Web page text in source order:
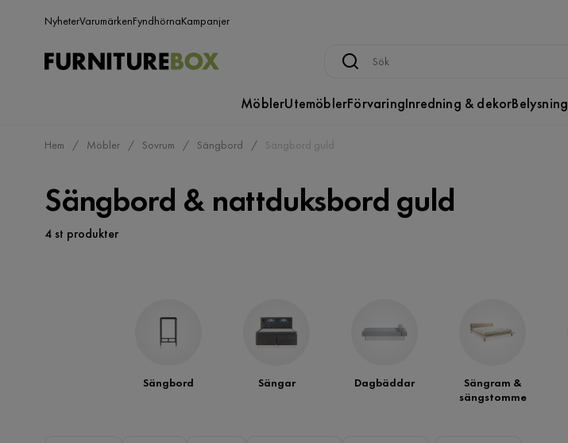
NyheterVarumärkenFyndhörnaKampanjer
MöblerUtemöblerFörvaringInredning & dekorBelysning
Hem Möbler Sovrum Sängbord Sängbord guld
Sängbord & nattduksbord guld
4 st produkter
Sängbord Sängar Dagbäddar
Sängram &
sängstomme